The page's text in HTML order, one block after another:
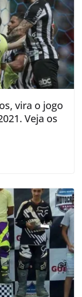
vira o jogo
Veja os